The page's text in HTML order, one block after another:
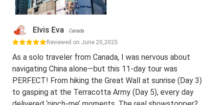
Elvis Eva Canada
Reviewed on June 20,2025
As a solo traveler from Canada, I was nervous about
navigating China alone—but this 11-day tour was
PERFECT! From hiking the Great Wall at sunrise (Day 3)
to gasping at the Terracotta Army (Day 5), every day